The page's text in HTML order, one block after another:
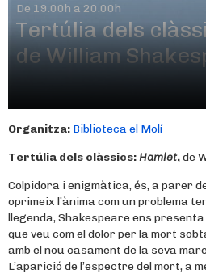
De 19.00h a 20.00h
Tertúlia dels
de William
Organitza: Biblioteca el Molí
Tertúlia dels clàssics:Hamlet,de
Colpidora i enigmàtica, és, a parer
oprimeix l’ànima com un problema
llegenda, Shakespeare ens
que veu com el dolor per la mort
amb el nou casament de la seva
L’aparició de l’espectre del mort, a